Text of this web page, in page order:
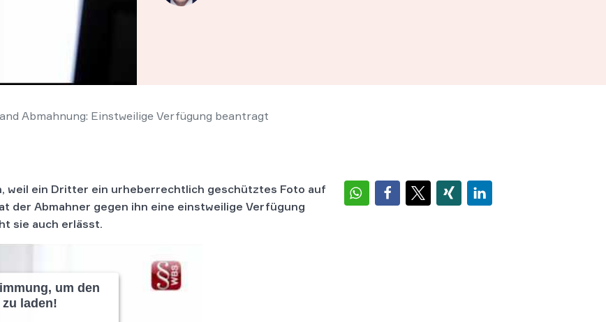
Abmahnung: Einstweilige Verfügung beantragt
weil ein Dritter ein urheberrechtlich geschütztes Foto auf
der Abmahner gegen ihn eine einstweilige Verfügung
sie auch erlässt.
um den
laden!